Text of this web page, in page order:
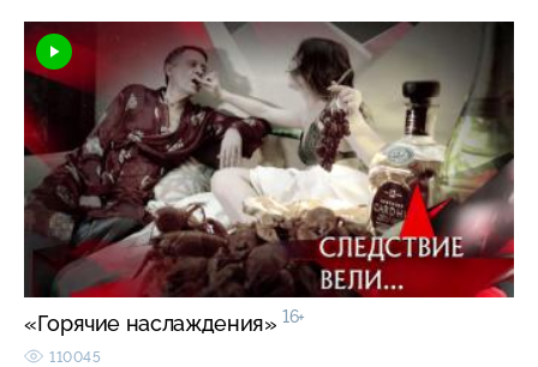
«Горячие наслаждения» 16+
110045